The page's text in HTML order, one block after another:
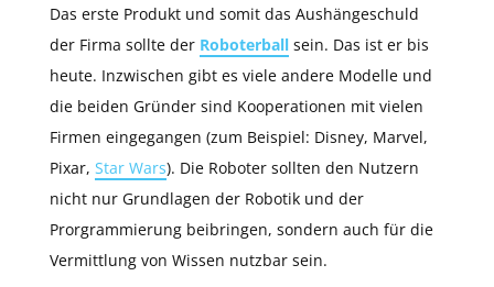
Das erste Produkt und somit das Aushängeschuld
der Firma sollte der Roboterball sein. Das ist er bis
heute. Inzwischen gibt es viele andere Modelle und
die beiden Gründer sind Kooperationen mit vielen
Firmen eingegangen (zum Beispiel: Disney, Marvel,
Pixar, Star Wars). Die Roboter sollten den Nutzern
nicht nur Grundlagen der Robotik und der
Prorgrammierung beibringen, sondern auch für die
Vermittlung von Wissen nutzbar sein.